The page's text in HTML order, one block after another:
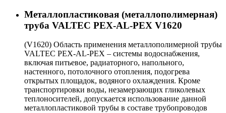
Металлопластиковая (металлополимерная)
труба VALTEC PEX-AL-PEX V1620
(V1620) Область применения металлополимерной трубы
VALTEC PEX-AL-PEX – системы водоснабжения,
включая питьевое, радиаторного, напольного,
настенного, потолочного отопления, подогрева
открытых площадок, водяного охлаждения. Кроме
транспортировки воды, незамерзающих гликолевых
теплоносителей, допускается использование данной
металлопластиковой трубы в составе трубопроводов